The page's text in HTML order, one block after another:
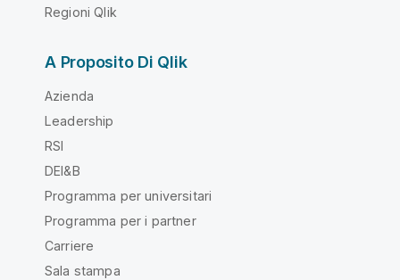
Regioni Qlik
A Proposito Di Qlik
Azienda
Leadership
RSI
DEI&B
Programma per universitari
Programma per i partner
Carriere
Sala stampa